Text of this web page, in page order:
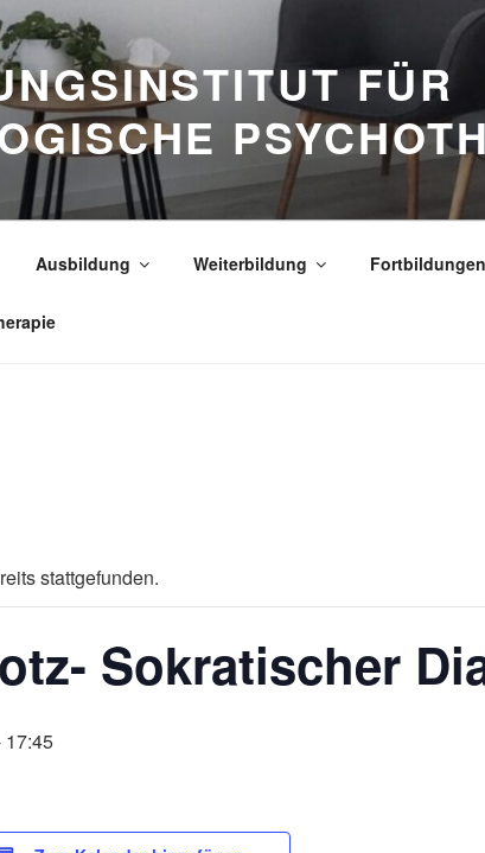
FÜR
Ausbildung Weiterbildung Fortbildungen
stattgefunden.
Sokratischer
17:45